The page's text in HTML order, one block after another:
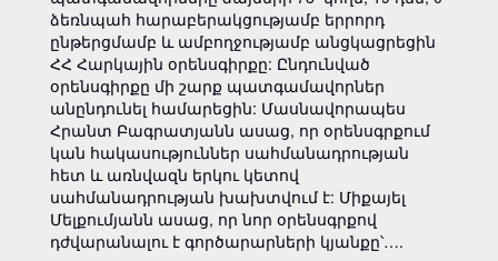
ձեռնպահ հարաբերակցությամբ երրորդ
ընթերցմամբ և ամբողջությամբ անցկացրեցին
ՀՀ Հարկային օրենսգիրքը: Ընդունված
օրենսգիրքը մի շարք պատգամավորներ
անընդունել համարեցին: Մասնավորապես
Հրանտ Բագրատյանն ասաց, որ օրենսգրքում
կան հակասություններ սահմանադրության
հետ և առնվազն երկու կետով
սահմանադրության խախտվում է: Միքայել
Մելքումյանն ասաց, որ նոր օրենսգրքով
դժվարանալու է գործարարների կյանքը՝….